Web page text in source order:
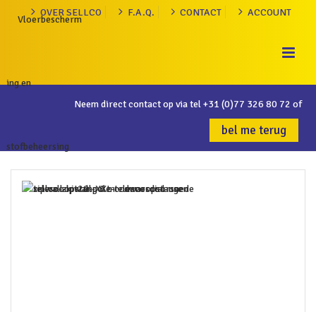
OVER SELLCO F.A.Q. CONTACT ACCOUNT
Neem direct contact op via tel+31 (0)77 326 80 72 of
bel me terug